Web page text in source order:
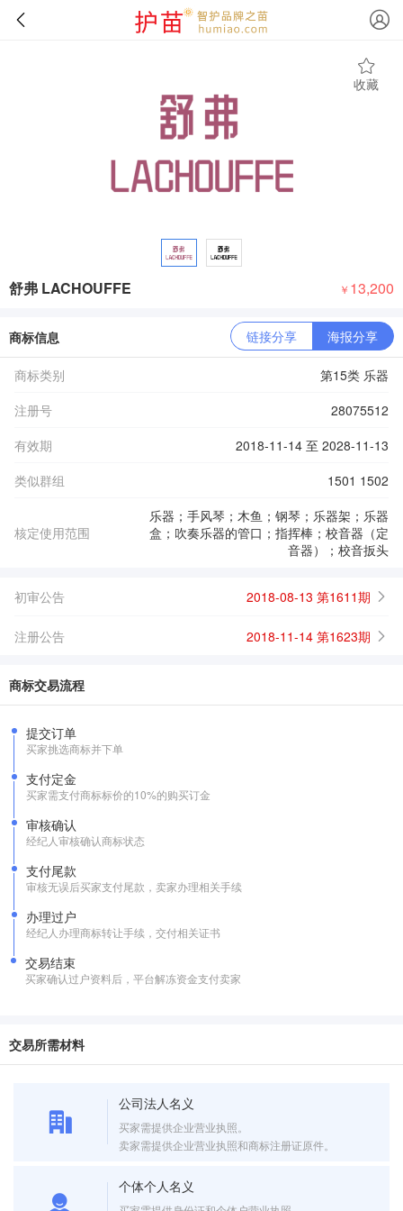
收藏
舒弗 LACHOUFFE ￥ 13,200
商标信息 链接分享 海报分享
商标类别
第15类 乐器
注册号
28075512
有效期
2018-11-14 至 2028-11-13
类似群组
1501 1502
核定使用范围
乐器；手风琴；木鱼；钢琴；乐器架；乐器
盒；吹奏乐器的管口；指挥棒；校音器（定
音器）；校音扳头
初审公告 2018-08-13 第1611期
注册公告 2018-11-14 第1623期
商标交易流程
提交订单
买家挑选商标并下单
支付定金
买家需支付商标标价的10%的购买订金
审核确认
经纪人审核确认商标状态
支付尾款
审核无误后买家支付尾款，卖家办理相关手续
办理过户
经纪人办理商标转让手续，交付相关证书
交易结束
买家确认过户资料后，平台解冻资金支付卖家
交易所需材料
公司法人名义
买家需提供企业营业执照。
卖家需提供企业营业执照和商标注册证原件。
个体个人名义